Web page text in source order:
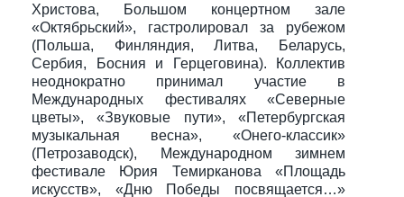
Христова, Большом концертном зале
«Октябрьский», гастролировал за рубежом
(Польша, Финляндия, Литва, Беларусь,
Сербия, Босния и Герцеговина). Коллектив
неоднократно принимал участие в
Международных фестивалях «Северные
цветы», «Звуковые пути», «Петербургская
музыкальная весна», «Онего-классик»
(Петрозаводск), Международном зимнем
фестивале Юрия Темирканова «Площадь
искусств», «Дню Победы посвящается…»